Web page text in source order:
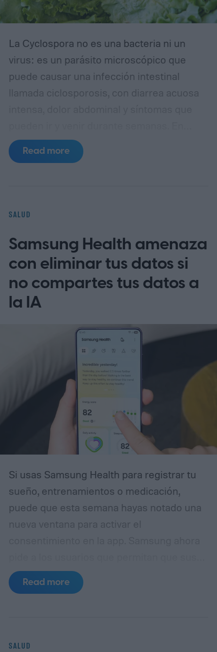
La Cyclospora no es una bacteria ni un
virus: es un parásito microscópico que
puede causar una infección intestinal
llamada ciclosporosis, con diarrea acuosa
Estados Unidos preocupa especialmente
porque se ha vinculado a brotes masivos
Cyclospora
Read more
SALUD
Samsung Health amenaza
con eliminar tus datos si
no compartes tus datos a
la IA
Si usas Samsung Health para registrar tu
sueño, entrenamientos o medicación,
puede que esta semana hayas notado una
nueva ventana para activar el
datos personales de salud se utilicen para
el entrenamiento y modelado de IA. La
Read more
SALUD